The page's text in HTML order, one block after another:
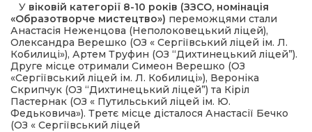
У віковій категорії 8-10 років (ЗЗСО, номінація
«Образотворче мистецтво») переможцями стали
Анастасія Неженцова (Неполоковецький ліцей),
Олександра Верешко (ОЗ « Сергіївський ліцей ім. Л.
Кобилиці»), Артем Труфин (ОЗ “Дихтинецький ліцей”).
Друге місце отримали Симеон Верешко (ОЗ
«Сергіївський ліцей ім. Л. Кобилиці»), Вероніка
Скрипчук (ОЗ “Дихтинецький ліцей”) та Кіріл
Пастернак (ОЗ « Путильський ліцей ім. Ю.
Федьковича»). Третє місце дісталося Анастасії Бечко
(ОЗ « Сергіївський ліцей